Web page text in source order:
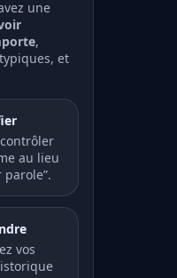
une
,
et
au lieu
parole”.
vos